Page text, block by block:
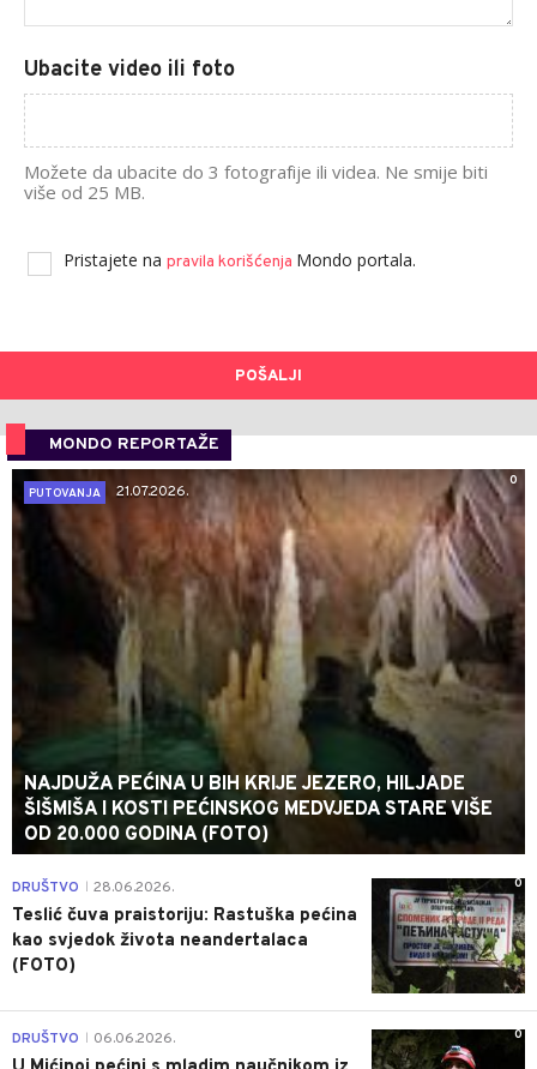
Ubacite video ili foto
Možete da ubacite do 3 fotografije ili videa. Ne smije biti
više od 25 MB.
Pristajete na pravila korišćenja Mondo portala.
POŠALJI
MONDO REPORTAŽE
0
PUTOVANJA
21.07.2026.
NAJDUŽA PEĆINA U BIH KRIJE JEZERO, HILJADE
ŠIŠMIŠA I KOSTI PEĆINSKOG MEDVJEDA STARE VIŠE
OD 20.000 GODINA (FOTO)
0
DRUŠTVO 28.06.2026.
Teslić čuva praistoriju: Rastuška pećina
kao svjedok života neandertalaca
(FOTO)
0
DRUŠTVO 06.06.2026.